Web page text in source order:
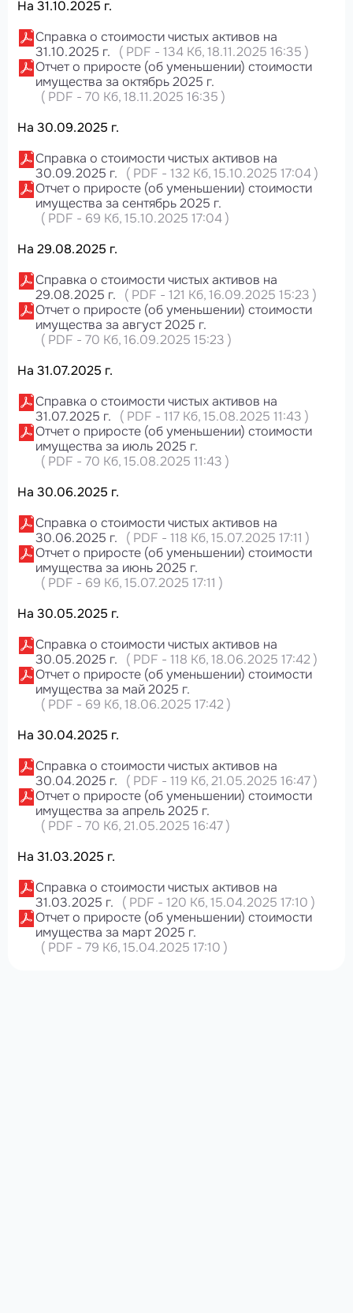
На 31.10.2025 г.
Справка о стоимости чистых активов на
31.10.2025 г.
( PDF - 134 Кб, 18.11.2025 16:35 )
Отчет о приросте (об уменьшении) стоимости
имущества за октябрь 2025 г.
( PDF - 70 Кб, 18.11.2025 16:35 )
На 30.09.2025 г.
Справка о стоимости чистых активов на
30.09.2025 г.
( PDF - 132 Кб, 15.10.2025 17:04)
Отчет о приросте (об уменьшении) стоимости
имущества за сентябрь 2025 г.
( PDF - 69 Кб, 15.10.2025 17:04)
На 29.08.2025 г.
Справка о стоимости чистых активов на
29.08.2025 г.
( PDF - 121 Кб, 16.09.2025 15:23 )
Отчет о приросте (об уменьшении) стоимости
имущества за август 2025 г.
( PDF - 70 Кб, 16.09.2025 15:23 )
На 31.07.2025 г.
Справка о стоимости чистых активов на
31.07.2025 г.
( PDF - 117 Кб, 15.08.2025 11:43 )
Отчет о приросте (об уменьшении) стоимости
имущества за июль 2025 г.
( PDF - 70 Кб, 15.08.2025 11:43 )
На 30.06.2025 г.
Справка о стоимости чистых активов на
30.06.2025 г.
( PDF - 118 Кб, 15.07.2025 17:11 )
Отчет о приросте (об уменьшении) стоимости
имущества за июнь 2025 г.
( PDF - 69 Кб, 15.07.2025 17:11 )
На 30.05.2025 г.
Справка о стоимости чистых активов на
30.05.2025 г.
( PDF - 118 Кб, 18.06.2025 17:42 )
Отчет о приросте (об уменьшении) стоимости
имущества за май 2025 г.
( PDF - 69 Кб, 18.06.2025 17:42 )
На 30.04.2025 г.
Справка о стоимости чистых активов на
30.04.2025 г.
( PDF - 119 Кб, 21.05.2025 16:47)
Отчет о приросте (об уменьшении) стоимости
имущества за апрель 2025 г.
( PDF - 70 Кб, 21.05.2025 16:47)
На 31.03.2025 г.
Справка о стоимости чистых активов на
31.03.2025 г.
( PDF - 120 Кб, 15.04.2025 17:10 )
Отчет о приросте (об уменьшении) стоимости
имущества за март 2025 г.
( PDF - 79 Кб, 15.04.2025 17:10 )